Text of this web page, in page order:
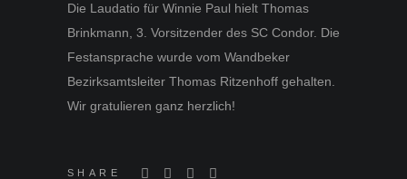
Die Laudatio für Winnie Paul hielt Thomas
Brinkmann, 3. Vorsitzender des SC Condor. Die
Festansprache wurde vom Wandbeker
Bezirksamtsleiter Thomas Ritzenhoff gehalten.
Wir gratulieren ganz herzlich!
SHARE